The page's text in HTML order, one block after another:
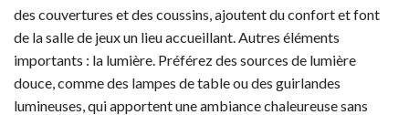
des couvertures et des coussins, ajoutent du confort et font
de la salle de jeux un lieu accueillant. Autres éléments
importants : la lumière. Préférez des sources de lumière
douce, comme des lampes de table ou des guirlandes
lumineuses, qui apportent une ambiance chaleureuse sans